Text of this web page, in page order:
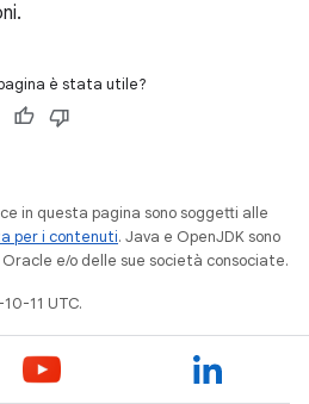
è stata utile?
in questa pagina sono soggetti alle
per i contenuti. Java e OpenJDK sono
e/o delle sue società consociate.
11 UTC.